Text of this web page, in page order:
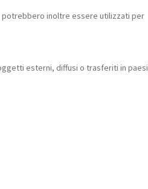
potrebbero inoltre essere utilizzati per
esterni, diffusi o trasferiti in paesi